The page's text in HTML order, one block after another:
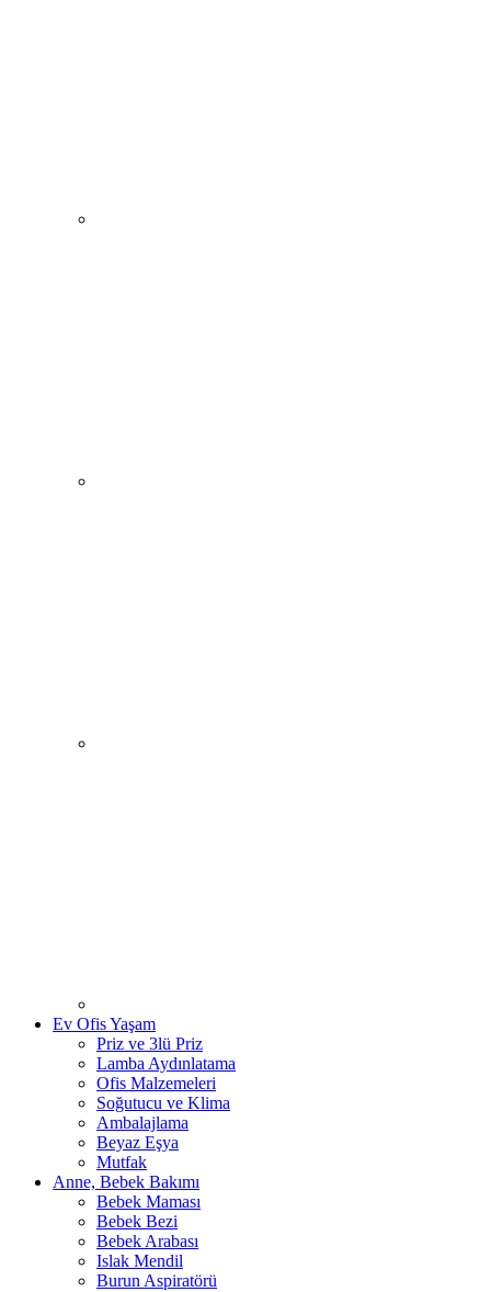
Ev Ofis Yaşam
Priz ve 3lü Priz
Lamba Aydınlatama
Ofis Malzemeleri
Soğutucu ve Klima
Ambalajlama
Beyaz Eşya
Mutfak
Anne, Bebek Bakımı
Bebek Maması
Bebek Bezi
Bebek Arabası
Islak Mendil
Burun Aspiratörü